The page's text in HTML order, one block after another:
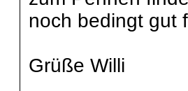
noch bedingt gut
Grüße Willi